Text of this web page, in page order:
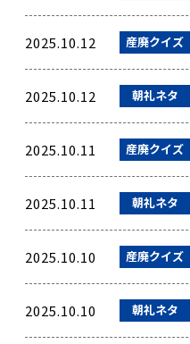
2025.10.12 産廃クイズ
2025.10.12 朝礼ネタ
2025.10.11 産廃クイズ
2025.10.11 朝礼ネタ
2025.10.10 産廃クイズ
2025.10.10 朝礼ネタ